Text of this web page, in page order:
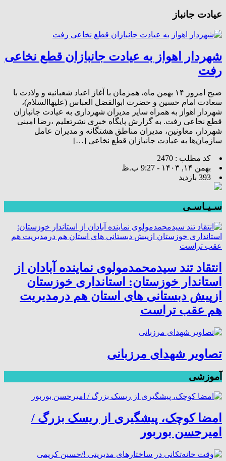
عیادت جانباز
شهردار اهواز به عیادت جانبازان قطع نخاعی
رفت
صبح امروز ۱۴ بهمن ماه، همزمان با آغاز اعیاد شعبانیه و ولادت با
سعادت امام حسین و حضرت ابوالفضل العباس (علیهاالسلام)،
شهردار اهواز به همراه سایر مدیران شهرداری به عیادت جانبازان
قطع نخاعی رفت. به گزارش پایگاه خبری نشرتعلیم ،رضا امینی
شهردار، معاونین، مدیران مناطق هشتگانه و مدیران عامل
سازمان‌ها به عیادت جانبازان قطع نخاعی […]
کد مطلب : 2470
بهمن ۱۴, ۱۴۰۳ - 9:27 ب.ظ
393 بازدید
سـیـاسـی
انتقاد تند سیدمحمدمولوی نماینده آبادان از
استاندار خوزستان: استانداری خوزستان
ازپیش دبستانی های استان هم درمدیریت
هم عقب تراست
تصاویر شهدای مرزبانی
آموزشی
امضا کوچک، پیشگیری از ریسک بزرگ /
امیرحسن بوربور